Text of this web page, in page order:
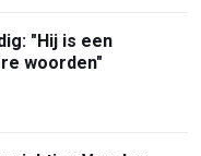
"Hij is een
woorden"